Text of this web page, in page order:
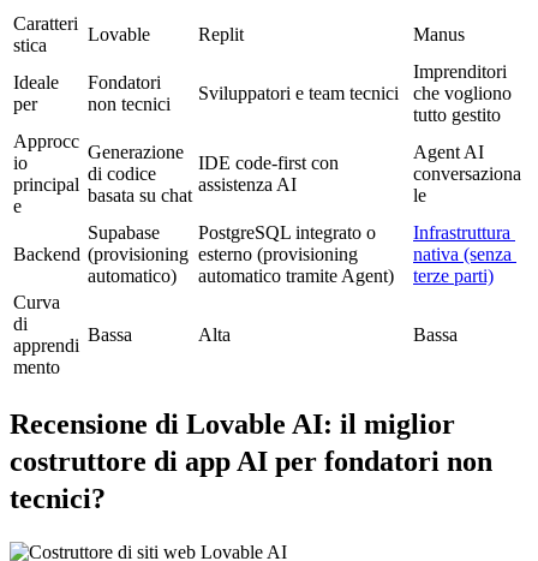
Caratteri
stica
Lovable Replit Manus
Ideale
per
Fondatori
non tecnici
Sviluppatori e team tecnici
Imprenditori
che vogliono
tutto gestito
Approcc
io
principal
e
Generazione
di codice
basata su chat
IDE code-first con
assistenza AI
Agent AI
conversaziona
le
Backend
Supabase
(provisioning
automatico)
PostgreSQL integrato o
esterno (provisioning
automatico tramite Agent)
Infrastruttura
nativa (senza
terze parti)
Curva
di
apprendi
mento
Bassa Alta Bassa
Recensione di Lovable AI: il miglior
costruttore di app AI per fondatori non
tecnici?